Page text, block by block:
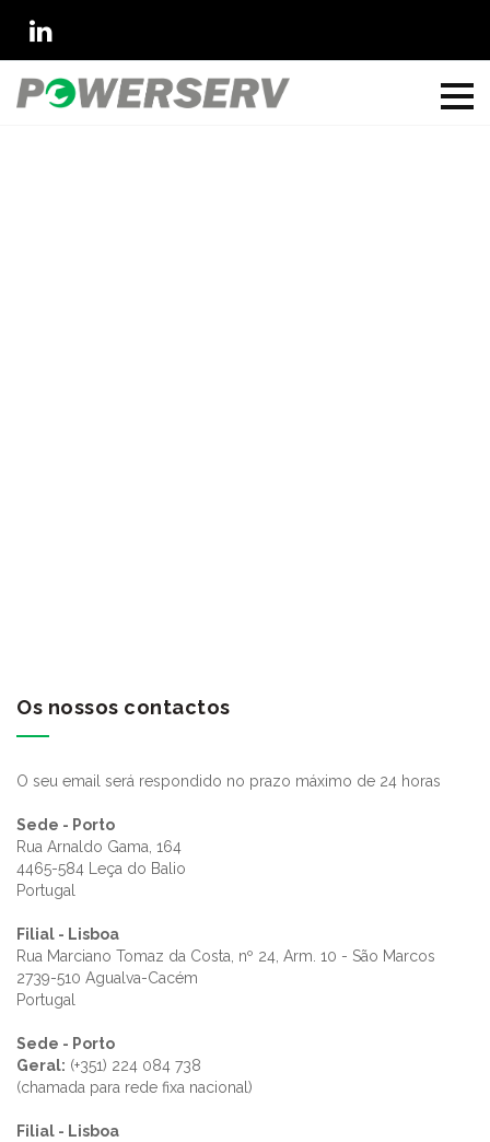
Os nossos contactos
O seu email será respondido no prazo máximo de 24 horas
Sede - Porto
Rua Arnaldo Gama, 164
4465-584 Leça do Balio
Portugal
Filial - Lisboa
Rua Marciano Tomaz da Costa, nº 24, Arm. 10 - São Marcos
2739-510 Agualva-Cacém
Portugal
Sede - Porto
Geral: (+351) 224 084 738
(chamada para rede fixa nacional)
Filial - Lisboa